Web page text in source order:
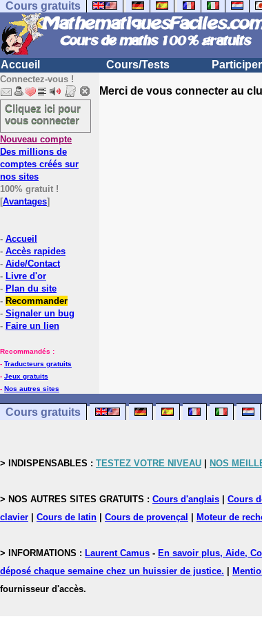
Cours gratuits
Accueil Cours/Tests Participer
Connectez-vous !
Cliquez ici pour
vous connecter
Nouveau compte
Des millions de
comptes créés sur
nos sites
100% gratuit !
[Avantages]
- Accueil
- Accès rapides
- Aide/Contact
- Livre d'or
- Plan du site
- Recommander
- Signaler un bug
- Faire un lien
Recommandés :
- Traducteurs gratuits
- Jeux gratuits
- Nos autres sites
Merci de vous connecter au
Cours gratuits
> INDISPENSABLES : TESTEZ VOTRE NIVEAU NOS
> NOS AUTRES SITES GRATUITS : Cours d'anglais Cours
clavier
Cours de latin Cours de provençal Moteur de
> INFORMATIONS : Laurent Camus - En savoir plus, Aide,
déposé chaque semaine chez un huissier de justice.
fournisseur d'accès.